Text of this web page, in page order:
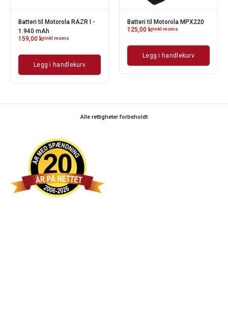
Batteri til Motorola RAZR I -
1.940 mAh
159,00 krinkl moms
Legg i handlekurv
Batteri til Motorola MPX220
125,00 krinkl moms
Legg i handlekurv
Alle rettigheter forbeholdt